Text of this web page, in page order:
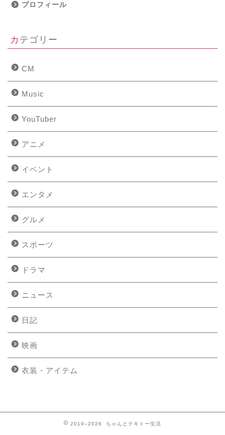
プロフィール
カテゴリー
CM
Music
YouTuber
アニメ
イベント
エンタメ
グルメ
スポーツ
ドラマ
ニュース
日記
映画
衣装・アイテム
2019–2026 ちゃんとテキトー生活